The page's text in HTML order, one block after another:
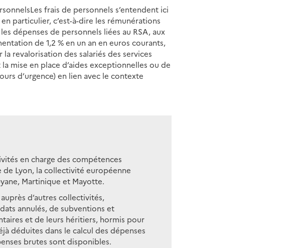
Les frais de personnels s’entendent ici
particulier, c’est-à-dire les rémunérations
dépenses de personnels liées au RSA, aux
de 1,2 % en un an en euros courants,
revalorisation des salariés des services
mise en place d’aides exceptionnelles ou de
d’urgence) en lien avec le contexte
en charge des compétences
Lyon, la collectivité européenne
Martinique et Mayotte.
d’autres collectivités,
annulés, de subventions et
et de leurs héritiers, hormis pour
déduites dans le calcul des dépenses
brutes sont disponibles.